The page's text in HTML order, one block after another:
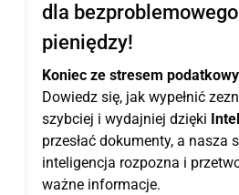
dla
pieniędzy!
Koniec ze stresem
Dowiedz się, jak wypełnić
szybciej i wydajniej dzięki
przesłać dokumenty, a nasza
inteligencja rozpozna i
ważne informacje.